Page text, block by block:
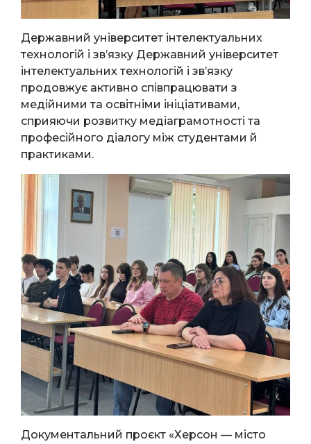
Державний університет інтелектуальних
технологій і зв’язку Державний університет
інтелектуальних технологій і зв’язку
продовжує активно співпрацювати з
медійними та освітніми ініціативами,
сприяючи розвитку медіаграмотності та
професійного діалогу між студентами й
практиками.
Документальний проєкт «Херсон — місто